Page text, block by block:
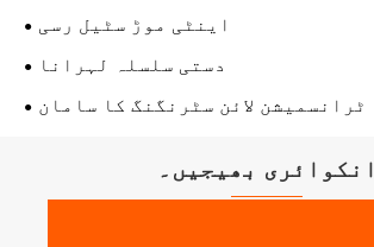
اینٹی موڑ سٹیل رسی
دستی سلسلہ لہرانا
ٹرانسمیشن لائن سٹرنگنگ کا سامان
انکوائری بھیجیں۔